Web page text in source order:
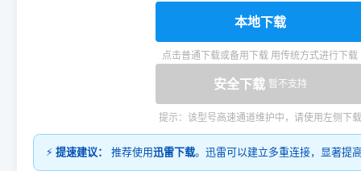
本地下载
点击普通下载或备用下载 用传统方式进行下载
安全下载 暂不支持
提示：该型号高速通道维护中，请使用左侧下载
⚡ 提速建议： 推荐使用迅雷下载。迅雷可以建立多重连接，显著提